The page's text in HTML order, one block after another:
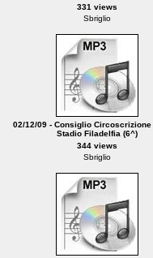
331 views
Sbriglio
02/12/09 - Consiglio
Stadio Filadelfia (6^)
344 views
Sbriglio